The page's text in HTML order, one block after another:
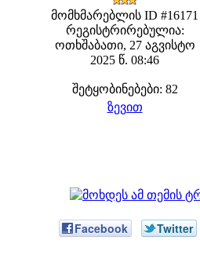
მომხმარებლის ID #16171
რეგისტრირებულია:
ოთხშაბათი, 27 აგვისტო
2025 წ. 08:46
შეტყობინებები: 82
ზევით
Facebook Twitter